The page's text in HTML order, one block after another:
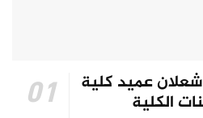
عميد كلية
الكلية